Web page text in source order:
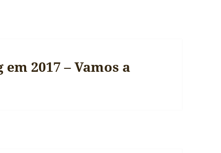
2017 – Vamos a